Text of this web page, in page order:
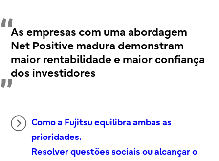
As empresas com uma abordagem
Net Positive madura demonstram
maior rentabilidade e maior confiança
dos investidores
Como a Fujitsu equilibra ambas as
prioridades.
Resolver questões sociais ou alcançar o